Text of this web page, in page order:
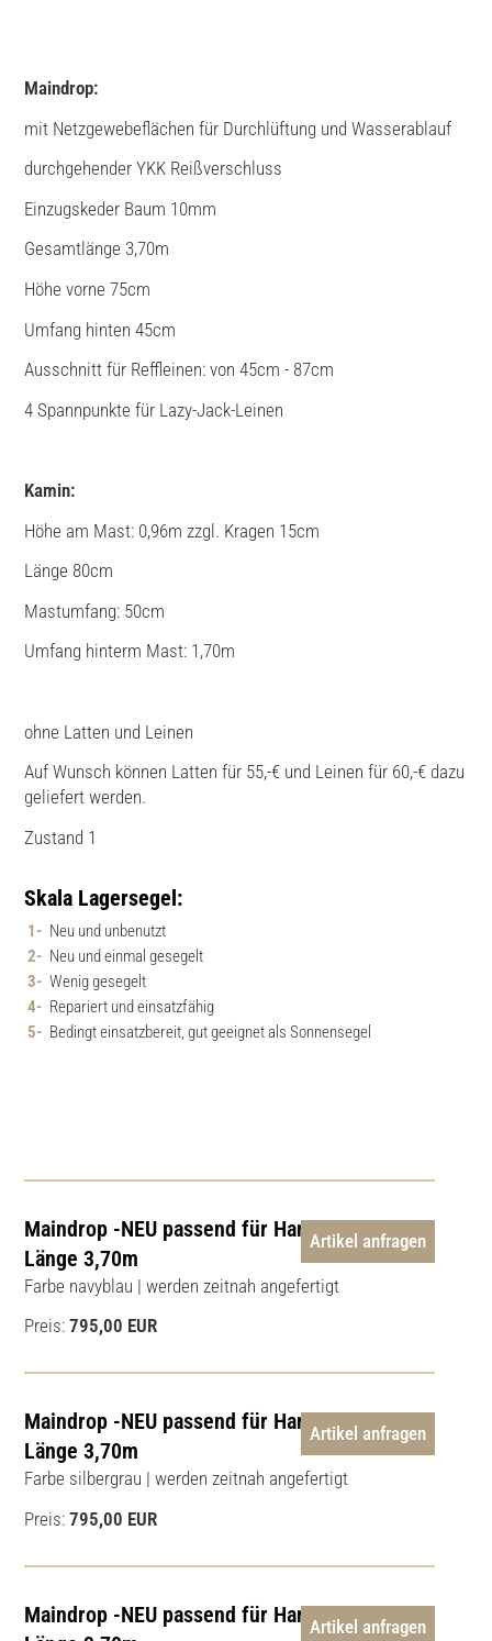
Maindrop:
mit Netzgewebeflächen für Durchlüftung und Wasserablauf
durchgehender YKK Reißverschluss
Einzugskeder Baum 10mm
Gesamtlänge 3,70m
Höhe vorne 75cm
Umfang hinten 45cm
Ausschnitt für Reffleinen: von 45cm - 87cm
4 Spannpunkte für Lazy-Jack-Leinen
Kamin:
Höhe am Mast: 0,96m zzgl. Kragen 15cm
Länge 80cm
Mastumfang: 50cm
Umfang hinterm Mast: 1,70m
ohne Latten und Leinen
Auf Wunsch können Latten für 55,-€ und Leinen für 60,-€ dazu
geliefert werden.
Zustand 1
Skala Lagersegel:
Neu und unbenutzt
Neu und einmal gesegelt
Wenig gesegelt
Repariert und einsatzfähig
Bedingt einsatzbereit, gut geeignet als Sonnensegel
Maindrop -NEU passend für Hanse 325 |
Länge 3,70m
Farbe navyblau | werden zeitnah angefertigt
Preis:795,00 EUR
Artikel anfragen
Maindrop -NEU passend für Hanse 325 |
Länge 3,70m
Farbe silbergrau | werden zeitnah angefertigt
Preis:795,00 EUR
Artikel anfragen
Maindrop -NEU passend für Hanse 325 |
Artikel anfragen